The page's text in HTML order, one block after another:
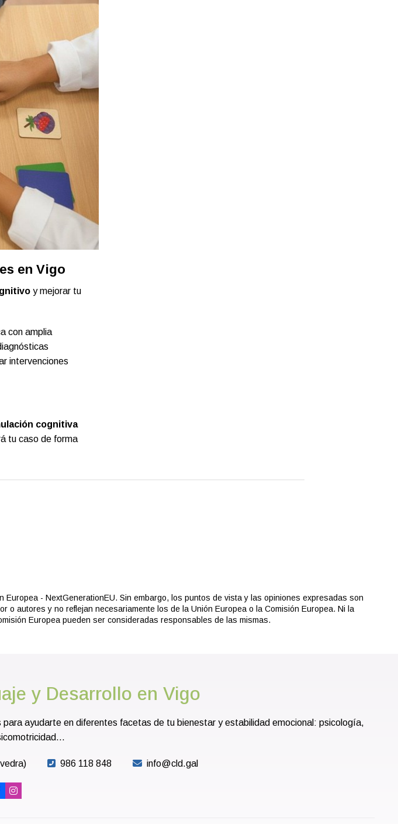
en Vigo
y mejorar tu
con amplia
intervenciones
cognitiva
tu caso de forma
Europea - NextGenerationEU. Sin embargo, los puntos de vista y las opiniones expresadas son
o autores y no reflejan necesariamente los de la Unión Europea o la Comisión Europea. Ni la
Europea pueden ser consideradas responsables de las mismas.
y Desarrollo en Vigo
ayudarte en diferentes facetas de tu bienestar y estabilidad emocional: psicología,
986 118 848 info@cld.gal